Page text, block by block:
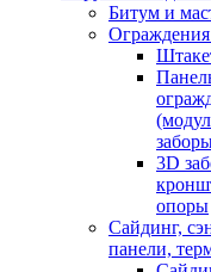
Битум и
Ограждения
3D
опоры
Cайдинг,
панели,